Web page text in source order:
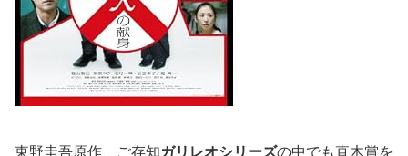
東野圭吾原作、ご存知ガリレオシリーズの中でも直木賞を